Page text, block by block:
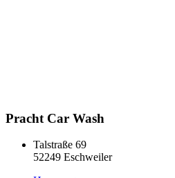
Pracht Car Wash
Talstraße 69
52249 Eschweiler